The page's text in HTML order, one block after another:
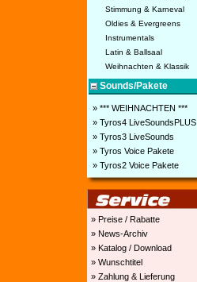
Stimmung & Karneval
Oldies & Evergreens
Instrumentals
Latin & Ballsaal
Weihnachten & Klassik
Sounds/Pakete
» *** WEIHNACHTEN ***
» Tyros4 LiveSoundsPLUS
» Tyros3 LiveSounds
» Tyros Voice Pakete
» Tyros2 Voice Pakete
» Preise / Rabatte
» News-Archiv
» Katalog / Download
» Wunschtitel
» Zahlung & Lieferung